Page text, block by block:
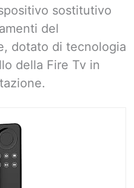
sostitutivo
del
dotato di tecnologia
della Fire Tv in